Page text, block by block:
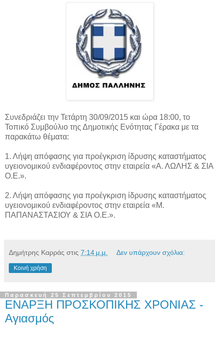
Συνεδριάζει την Τετάρτη 30/09/2015 και ώρα 18:00, το
Τοπικό Συμβούλιο της Δημοτικής Ενότητας Γέρακα με τα
παρακάτω θέματα:
1. Λήψη απόφασης για προέγκριση ίδρυσης καταστήματος
υγειονομικού ενδιαφέροντος στην εταιρεία «Α. ΛΩΛΗΣ & ΣΙΑ
Ο.Ε.».
2. Λήψη απόφασης για προέγκριση ίδρυσης καταστήματος
υγειονομικού ενδιαφέροντος στην εταιρεία «Μ.
ΠΑΠΑΝΑΣΤΑΣΙΟΥ & ΣΙΑ Ο.Ε.».
Δημήτρης Καρράς στις 7:14 μ.μ. Δεν υπάρχουν σχόλια:
Κοινή χρήση
Παρασκευή 25 Σεπτεμβρίου 2015
ΕΝΑΡΞΗ ΠΡΟΣΚΟΠΙΚΗΣ ΧΡΟΝΙΑΣ -
Αγιασμός